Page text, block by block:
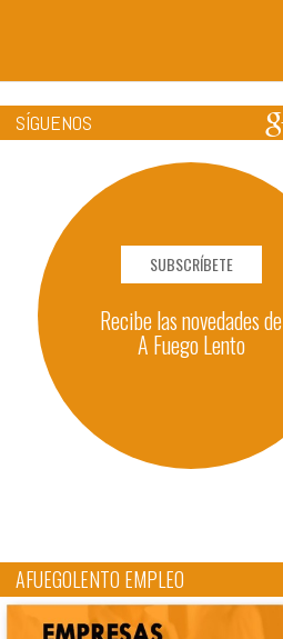
SÍGUENOS
SUBSCRÍBETE
Recibe las novedades de
A Fuego Lento
AFUEGOLENTO EMPLEO